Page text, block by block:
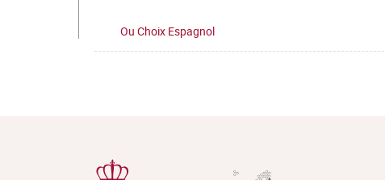
Ou Choix Espagnol